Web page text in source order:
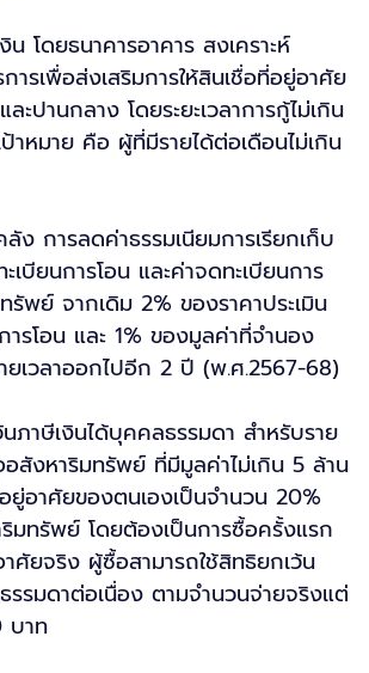
น โดยธนาคารอาคาร สงเคราะห์
ารเพื่อส่งเสริมการให้สินเชื่อที่อยู่อาศัย
ะปานกลาง โดยระยะเวลาการกู้ไม่เกิน
าหมาย คือ ผู้ที่มีรายได้ต่อเดือนไม่เกิน
ง การลดค่าธรรมเนียมการเรียกเก็บ
เบียนการโอน และค่าจดทะเบียนการ
รัพย์ จากเดิม 2% ของราคาประเมิน
รโอน และ 1% ของมูลค่าที่จำนอง
ยเวลาออกไปอีก 2 ปี (พ.ศ.2567-68)
ภาษีเงินได้บุคคลธรรมดา สำหรับราย
อสังหาริมทรัพย์ ที่มีมูลค่าไม่เกิน 5 ล้าน
ยู่อาศัยของตนเองเป็นจำนวน 20%
มทรัพย์ โดยต้องเป็นการซื้อครั้งแรก
ศัยจริง ผู้ซื้อสามารถใช้สิทธิยกเว้น
รรมดาต่อเนื่อง ตามจำนวนจ่ายจริงแต่
บาท